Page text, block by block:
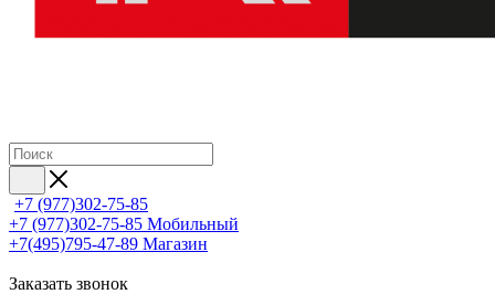
+7 (977)302-75-85
+7 (977)302-75-85 Мобильный
+7(495)795-47-89 Магазин
Заказать звонок